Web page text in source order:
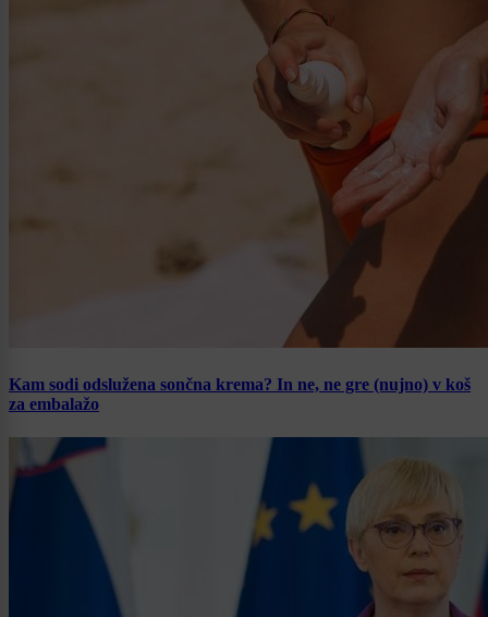
Kam sodi odslužena sončna krema? In ne, ne gre (nujno) v koš
za embalažo